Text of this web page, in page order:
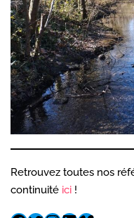
Retrouvez toutes nos
continuité ici !